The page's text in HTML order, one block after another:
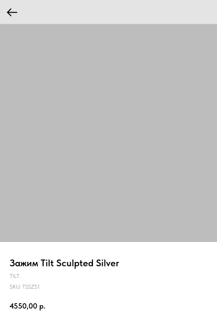
Зажим Tilt Sculpted Silver
TILT
SKU: TSSZS1
4550,00 р.